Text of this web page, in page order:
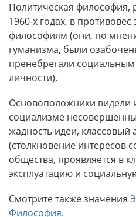
Политическая философия,
1960-х годах, в
философиям (они, по
гуманизма, были
пренебрегали
личности).
Основоположники видели
социализме
жадность идеи, классовый
(столкновение интересов
общества, проявляется в
эксплуатацию и
Смотрите также значения
Философия.